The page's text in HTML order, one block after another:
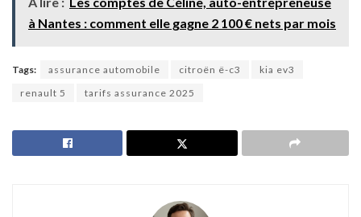
à Nantes : comment elle gagne 2 100 € nets par mois
Tags: assurance automobile citroën ë-c3
kia ev3
renault 5
tarifs assurance 2025